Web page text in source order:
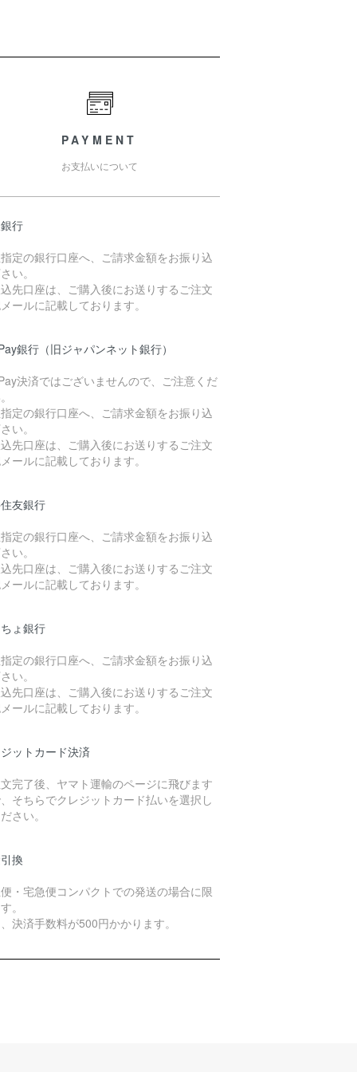
PAYMENT
お支払いについて
行
定の銀行口座へ、ご請求金額をお振り込
い。
先口座は、ご購入後にお送りするご注文
ールに記載しております。
銀行（旧ジャパンネット銀行）
決済ではございませんので、ご注意くだ
定の銀行口座へ、ご請求金額をお振り込
い。
先口座は、ご購入後にお送りするご注文
ールに記載しております。
友銀行
定の銀行口座へ、ご請求金額をお振り込
い。
先口座は、ご購入後にお送りするご注文
ールに記載しております。
ょ銀行
定の銀行口座へ、ご請求金額をお振り込
い。
先口座は、ご購入後にお送りするご注文
ールに記載しております。
ットカード決済
完了後、ヤマト運輸のページに飛びます
そちらでクレジットカード払いを選択し
さい。
換
・宅急便コンパクトでの発送の場合に限
。
決済手数料が500円かかります。